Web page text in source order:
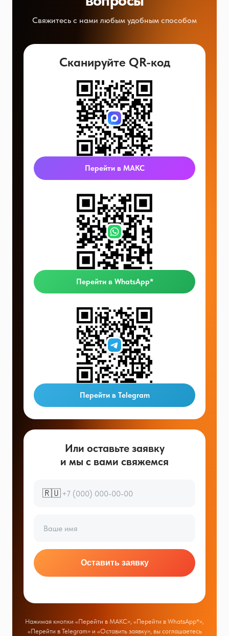
Свяжитесь с нами любым удобным способом
Сканируйте QR-код
Перейти в МАКС
Перейти в WhatsApp*
Перейти в Telegram
Или оставьте заявку
и мы с вами свяжемся
🇷🇺
Оставить заявку
Нажимая кнопки «Перейти в МАКС», «Перейти в WhatsApp*»,
«Перейти в Telegram» и «Оставить заявку», вы соглашаетесь